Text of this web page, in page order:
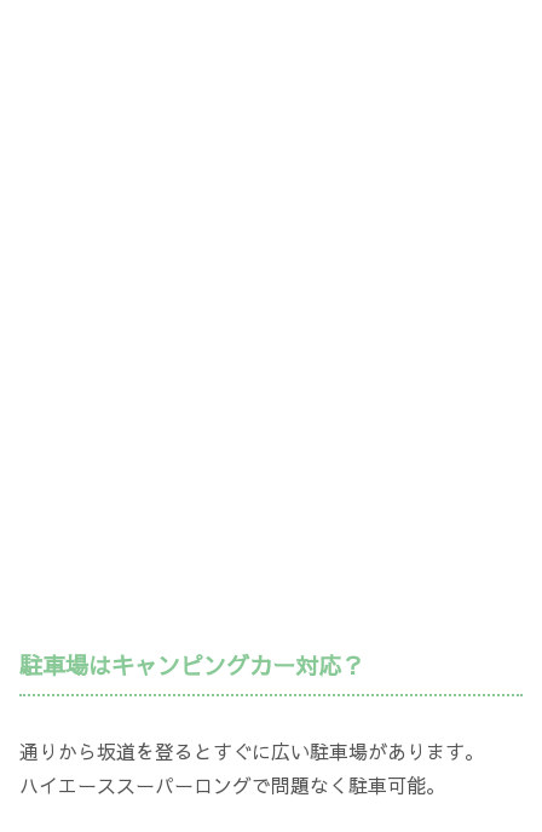
駐車場はキャンピングカー対応？
通りから坂道を登るとすぐに広い駐車場があります。
ハイエーススーパーロングで問題なく駐車可能。